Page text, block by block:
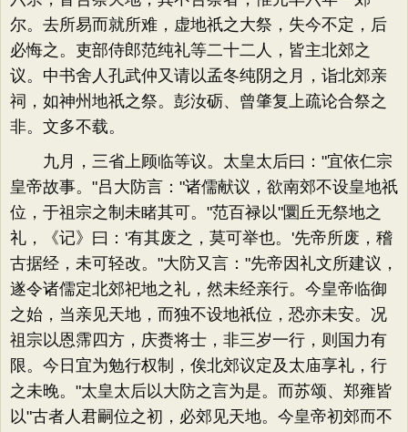
尔。去所易而就所难，虚地祇之大祭，失今不定，后
必悔之。吏部侍郎范纯礼等二十二人，皆主北郊之
议。中书舍人孔武仲又请以孟冬纯阴之月，诣北郊亲
祠，如神州地祇之祭。彭汝砺、曾肇复上疏论合祭之
非。文多不载。
九月，三省上顾临等议。太皇太后曰："宜依仁宗
皇帝故事。"吕大防言："诸儒献议，欲南郊不设皇地祇
位，于祖宗之制未睹其可。"范百禄以"圜丘无祭地之
礼，《记》曰：'有其废之，莫可举也。'先帝所废，稽
古据经，未可轻改。"大防又言："先帝因礼文所建议，
遂令诸儒定北郊祀地之礼，然未经亲行。今皇帝临御
之始，当亲见天地，而独不设地祇位，恐亦未安。况
祖宗以恩霈四方，庆赉将士，非三岁一行，则国力有
限。今日宜为勉行权制，俟北郊议定及太庙享礼，行
之未晚。"太皇太后以大防之言为是。而苏颂、郑雍皆
以"古者人君嗣位之初，必郊见天地。今皇帝初郊而不